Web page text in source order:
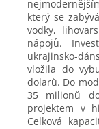
který se
vodky,
nápojů.
ukrajinsko-
vložila do
dolarů. Do
35 milionů
projektem v
Celková